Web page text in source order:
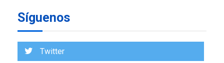
1
LATINOAMÉRICA Y CARIBE
Síguenos
Twitter